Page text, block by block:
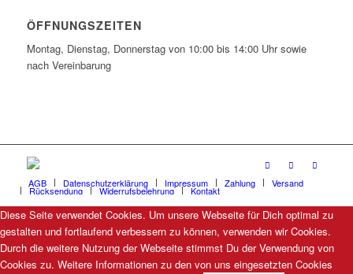
ÖFFNUNGSZEITEN
Montag, Dienstag, Donnerstag von 10:00 bis 14:00 Uhr sowie
nach Vereinbarung
AGB Datenschutzerklärung Impressum Zahlung Versand
Rücksendung Widerrufsbelehrung Kontakt
Diese Seite verwendet Cookies. Um unsere Webseite für Dich optimal zu
gestalten und fortlaufend verbessern zu können, verwenden wir Cookies.
Durch die weitere Nutzung der Webseite stimmst Du der Verwendung von
Cookies zu. Weitere Informationen zu den von uns eingesetzten Cookies